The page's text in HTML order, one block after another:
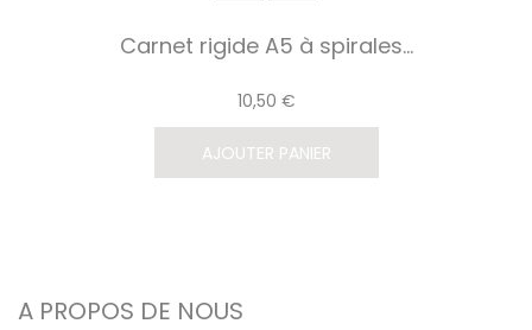
Carnet rigide A5 à spirales...
10,50 €
AJOUTER PANIER
A PROPOS DE NOUS